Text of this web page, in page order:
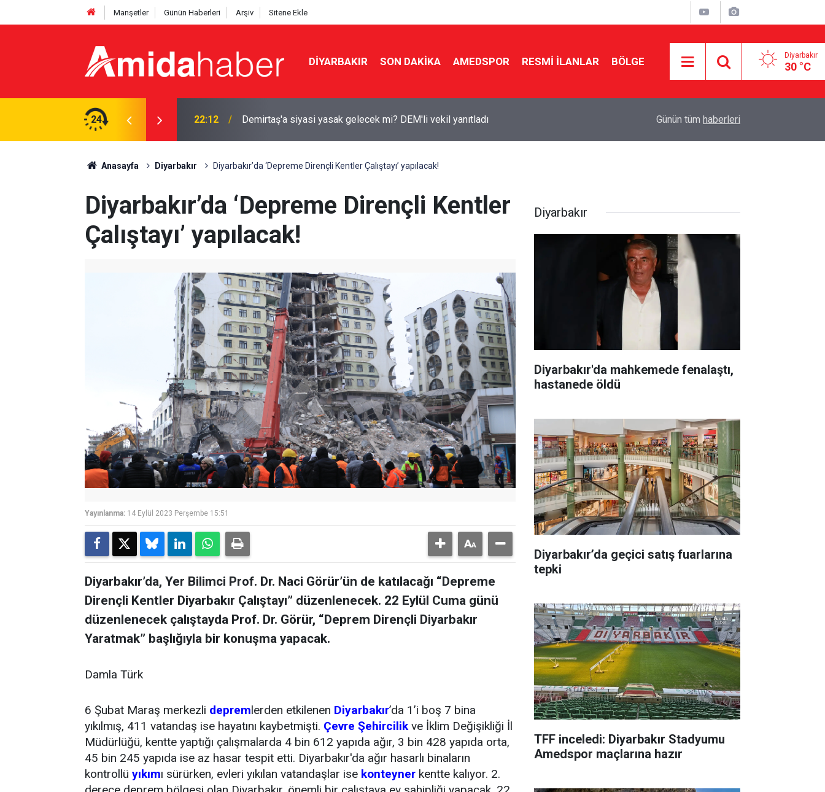
Manşetler Günün Haberleri Arşiv Sitene Ekle
DIYARBAKIR SON DAKIKA AMEDSPOR RESMI İLANLAR BÖLGE Diyarbakır
30 °C
24
DEM'li vekil yanıtladı 21:53 12 maddelik tarihi teklife Diyarbakır’dan kimler imza attı? Diyarbakır’da geçici satış fuarlarına tepki
Günün tüm haberleri
Anasayfa Diyarbakır Diyarbakır’da ‘Depreme Dirençli Kentler Çalıştayı’ yapılacak!
Diyarbakır’da ‘Depreme Dirençli Kentler
Çalıştayı’ yapılacak!
Yayınlanma: 14 Eylül 2023 Perşembe 15:51
Diyarbakır’da, Yer Bilimci Prof. Dr. Naci Görür’ün de katılacağı “Depreme
Dirençli Kentler Diyarbakır Çalıştayı” düzenlenecek. 22 Eylül Cuma günü
düzenlenecek çalıştayda Prof. Dr. Görür, “Deprem Dirençli Diyarbakır
Yaratmak” başlığıyla bir konuşma yapacak.
Damla Türk
6 Şubat Maraş merkezli depremlerden etkilenen Diyarbakır’da 1’i boş 7 bina
yıkılmış, 411 vatandaş ise hayatını kaybetmişti. Çevre Şehircilikve İklim Değişikliği İl
Müdürlüğü, kentte yaptığı çalışmalarda 4 bin 612 yapıda ağır, 3 bin 428 yapıda orta,
45 bin 245 yapıda ise az hasar tespit etti. Diyarbakır'da ağır hasarlı binaların
kontrollü yıkımı sürürken, evleri yıkılan vatandaşlar ise konteyner kentte kalıyor. 2.
Diyarbakır
Diyarbakır'da mahkemede fenalaştı,
hastanede öldü
Diyarbakır’da geçici satış fuarlarına
tepki
TFF inceledi: Diyarbakır Stadyumu
Amedspor maçlarına hazır